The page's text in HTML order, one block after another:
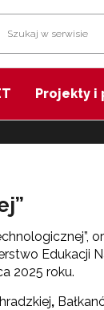
Projekty i
Edukacji
2025 roku.
,